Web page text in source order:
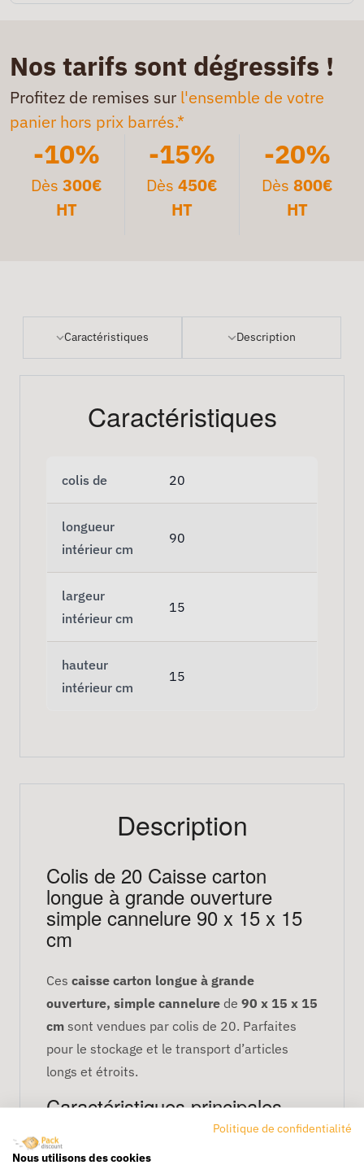
Nos tarifs sont dégressifs !
Profitez de remises sur l'ensemble de votre
panier hors prix barrés.*
-10%
Dès300€
HT
-15%
Dès 450€
HT
-20%
Dès 800€
HT
Caractéristiques Description
Caractéristiques
colis de 20
longueur
intérieur cm
90
largeur
intérieur cm
15
hauteur
intérieur cm
15
Description
Colis de 20 Caisse carton
longue à grande ouverture
simple cannelure 90 x 15 x 15
cm
Ces caisse carton longue à grande
ouverture, simple cannelure de 90 x 15 x 15
cm sont vendues par colis de 20. Parfaites
pour le stockage et le transport d’articles
longs et étroits.
Caractéristiques principales
Dimensions : 90 x 15 x 15 cm
Cannelure : simple
Politique de confidentialité
Nous utilisons des cookies